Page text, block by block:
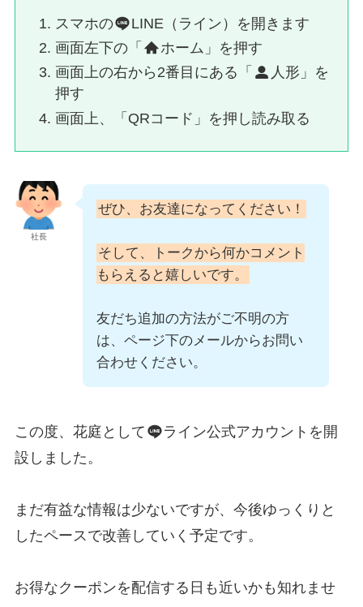
スマホの
LINE（ライン）を開きます
画面左下の「
ホーム」を押す
画面上の右から2番目にある「
人形」を
押す
画面上、「QRコード」を押し読み取る
社長
ぜひ、お友達になってください！
そして、トークから何かコメント
もらえると嬉しいです。
友だち追加の方法がご不明の方
は、ページ下のメールからお問い
合わせください。
この度、花庭として
ライン公式アカウントを開
設しました。
まだ有益な情報は少ないですが、今後ゆっくりと
したペースで改善していく予定です。
お得なクーポンを配信する日も近いかも知れませ